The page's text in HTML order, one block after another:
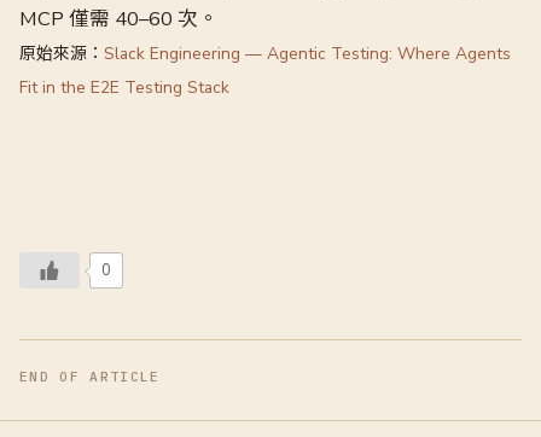
MCP 僅需 40–60 次。
原始來源： Slack Engineering — Agentic Testing: Where Agents
Fit in the E2E Testing Stack
0
END OF ARTICLE